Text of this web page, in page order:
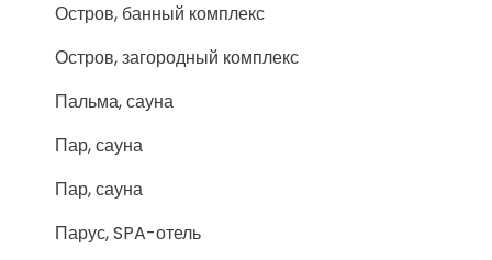
Остров, банный комплекс
Остров, загородный комплекс
Пальма, сауна
Пар, сауна
Пар, сауна
Парус, SPA-отель